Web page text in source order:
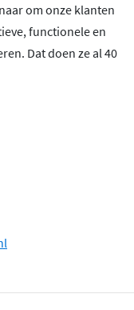
om onze klanten
functionele en
Dat doen ze al 40